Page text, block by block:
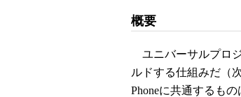
概要
ユニバーサルプロ
ルドする仕組みだ（
Phoneに共通するも